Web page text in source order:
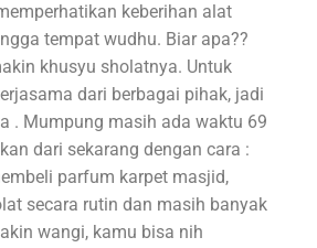
keberihan alat
tempat wudhu. Biar apa??
khusyu sholatnya. Untuk
dari berbagai pihak, jadi
. Mumpung masih ada waktu 69
dari sekarang dengan cara :
parfum karpet masjid,
secara rutin dan masih banyak
wangi, kamu bisa nih